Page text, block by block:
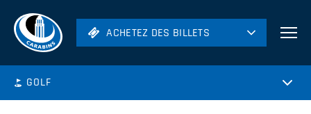
ACHETEZ DES BILLETS
ACHETEZ DES BILLETS
GOLF